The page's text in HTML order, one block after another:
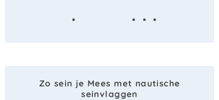
·
· · ·
Zo sein je Mees met nautische
seinvlaggen